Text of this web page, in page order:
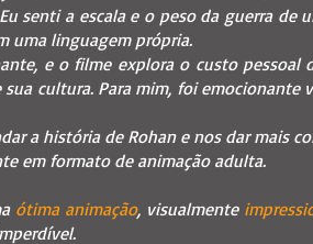
senti a escala e o peso da guerra de
uma linguagem própria.
e o filme explora o custo pessoal
cultura. Para mim, foi emocionante
a história de Rohan e nos dar mais
em formato de animação adulta.
ótima animação, visualmente